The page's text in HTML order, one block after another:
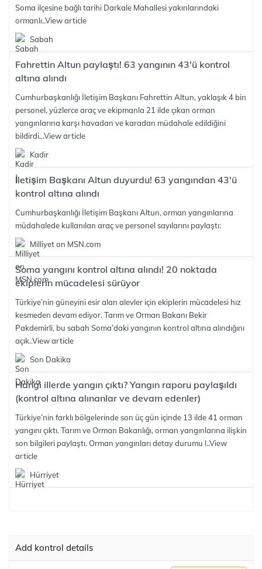
Soma ilçesine bağlı tarihi Darkale Mahallesi yakınlarındaki
ormanlı..View article
Sabah
Fahrettin Altun paylaştı! 63 yangının 43'ü kontrol
altına alındı
Cumhurbaşkanlığı İletişim Başkanı Fahrettin Altun, yaklaşık 4 bin
personel, yüzlerce araç ve ekipmanla 21 ilde çıkan orman
yangınlarına karşı havadan ve karadan müdahale edildiğini
bildirdi...View article
Kadir
İletişim Başkanı Altun duyurdu! 63 yangından 43'ü
kontrol altına alındı
Cumhurbaşkanlığı İletişim Başkanı Altun, orman yangınlarına
müdahalede kullanılan araç ve personel sayılarını paylaştı:
Milliyet on MSN.com
Soma yangını kontrol altına alındı! 20 noktada
ekiplerin mücadelesi sürüyor
Türkiye’nin güneyini esir alan alevler için ekiplerin mücadelesi hız
kesmeden devam ediyor. Tarım ve Orman Bakanı Bekir
Pakdemirli, bu sabah Soma’daki yangının kontrol altına alındığını
açık..View article
Son Dakika
Hangi illerde yangın çıktı? Yangın raporu paylaşıldı
(kontrol altına alınanlar ve devam edenler)
Türkiye’nin farklı bölgelerinde son üç gün içinde 13 ilde 41 orman
yangını çıktı. Tarım ve Orman Bakanlığı, orman yangınlarına ilişkin
son bilgileri paylaştı. Orman yangınları detay durumu l..View
article
Hürriyet
Add kontrol details